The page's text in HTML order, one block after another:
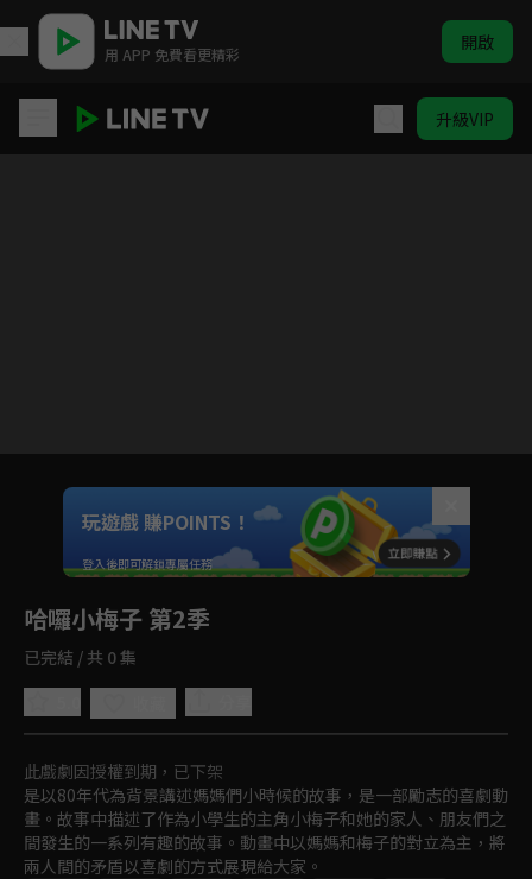
用 APP 免費看更精彩 開啟
升級VIP
Unmute
如有不便請見諒
玩遊戲 賺POINTS！
登入後即可解鎖專屬任務
哈囉小梅子 第2季
已完結 / 共 0 集
此戲劇因授權到期，已下架
是以80年代為背景講述媽媽們小時候的故事，是一部勵志的喜劇動
畫。故事中描述了作為小學生的主角小梅子和她的家人、朋友們之
間發生的一系列有趣的故事。動畫中以媽媽和梅子的對立為主，將
兩人間的矛盾以喜劇的方式展現給大家。